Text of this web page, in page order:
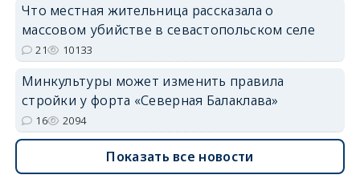
Что местная жительница рассказала о
массовом убийстве в севастопольском селе
21 10133
Минкультуры может изменить правила
стройки у форта «Северная Балаклава»
16 2094
Показать все новости